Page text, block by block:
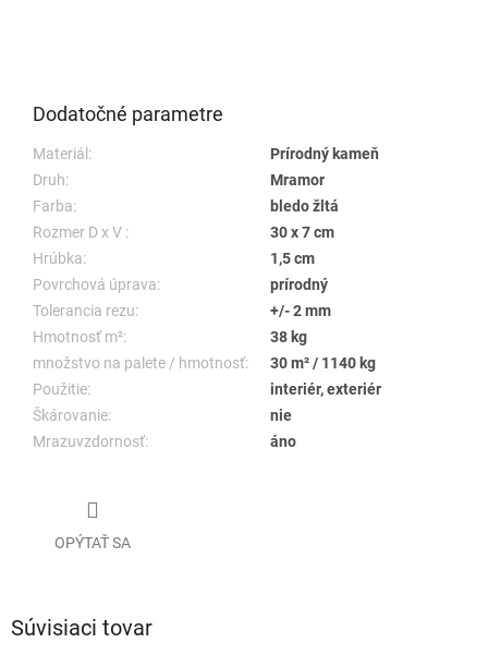
Dodatočné parametre
Materiál:
Prírodný kameň
Druh:
Mramor
Farba:
bledo žltá
Rozmer D x V :
30 x 7 cm
Hrúbka:
1,5 cm
Povrchová úprava:
prírodný
Tolerancia rezu:
+/- 2 mm
Hmotnosť m²:
38 kg
množstvo na palete / hmotnosť:
30 m² / 1140 kg
Použitie:
interiér, exteriér
Škárovanie:
nie
Mrazuvzdornosť:
áno
OPÝTAŤ SA
Súvisiaci tovar